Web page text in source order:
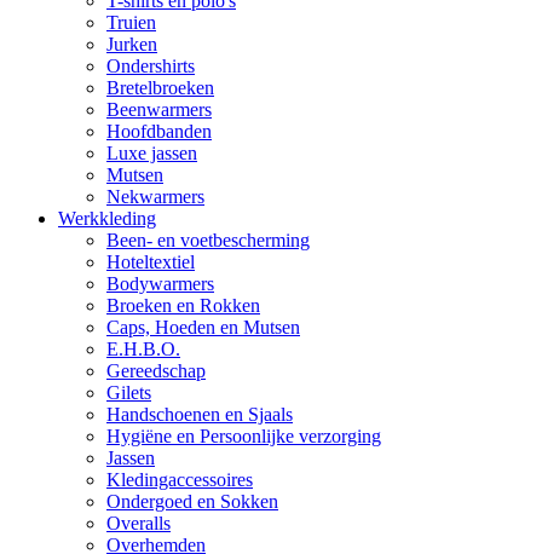
Truien
Jurken
Ondershirts
Bretelbroeken
Beenwarmers
Hoofdbanden
Luxe jassen
Mutsen
Nekwarmers
Werkkleding
Been- en voetbescherming
Hoteltextiel
Bodywarmers
Broeken en Rokken
Caps, Hoeden en Mutsen
E.H.B.O.
Gereedschap
Gilets
Handschoenen en Sjaals
Hygiëne en Persoonlijke verzorging
Jassen
Kledingaccessoires
Ondergoed en Sokken
Overalls
Overhemden